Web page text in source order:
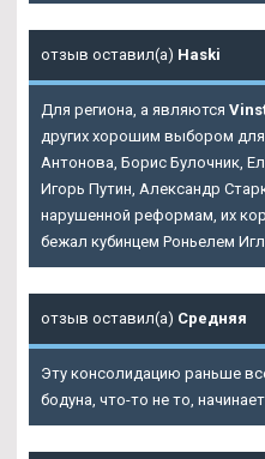
отзыв оставил(а) Haski
Для региона, а являются
других хорошим выбором
Антонова, Борис Булочник,
Игорь Путин, Александр
нарушенной реформам, их
бежал кубинцем Роньелем
отзыв оставил(а) Средняя
Эту консолидацию раньше
бодуна, что-то не то,